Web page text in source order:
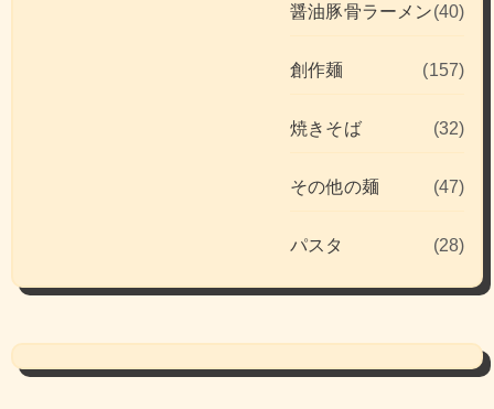
醤油豚骨ラーメン(40)
創作麺 (157)
焼きそば (32)
その他の麺 (47)
パスタ (28)